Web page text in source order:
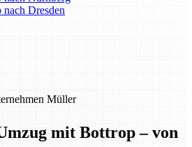
Dresden
Müller
mit Bottrop – von